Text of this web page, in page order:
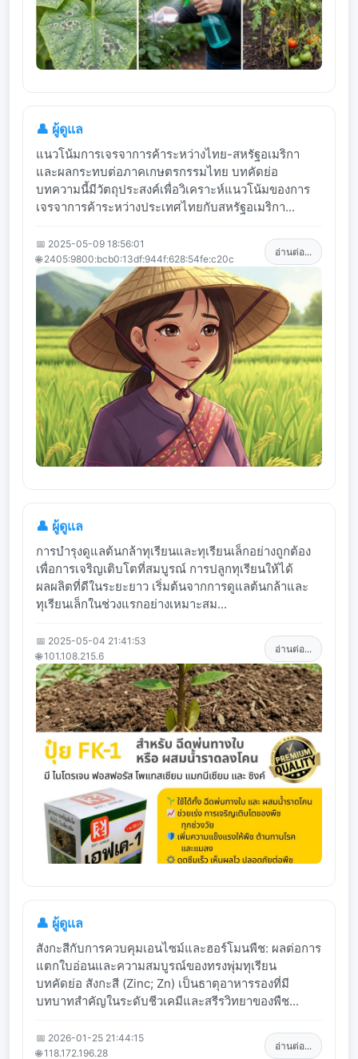
👤 ผู้ดูแล
แนวโน้มการเจรจาการค้าระหว่างไทย-สหรัฐอเมริกา
และผลกระทบต่อภาคเกษตรกรรมไทย บทคัดย่อ
บทความนี้มีวัตถุประสงค์เพื่อวิเคราะห์แนวโน้มของการ
เจรจาการค้าระหว่างประเทศไทยกับสหรัฐอเมริกา...
📅 2025-05-09 18:56:01
🌐 2405:9800:bcb0:13df:944f:628:54fe:c20c
อ่านต่อ...
👤 ผู้ดูแล
การบำรุงดูแลต้นกล้าทุเรียนและทุเรียนเล็กอย่างถูกต้อง
เพื่อการเจริญเติบโตที่สมบูรณ์ การปลูกทุเรียนให้ได้
ผลผลิตที่ดีในระยะยาว เริ่มต้นจากการดูแลต้นกล้าและ
ทุเรียนเล็กในช่วงแรกอย่างเหมาะสม...
📅 2025-05-04 21:41:53
🌐 101.108.215.6
อ่านต่อ...
👤 ผู้ดูแล
สังกะสีกับการควบคุมเอนไซม์และฮอร์โมนพืช: ผลต่อการ
แตกใบอ่อนและความสมบูรณ์ของทรงพุ่มทุเรียน
บทคัดย่อ สังกะสี (Zinc; Zn) เป็นธาตุอาหารรองที่มี
บทบาทสำคัญในระดับชีวเคมีและสรีรวิทยาของพืช...
📅 2026-01-25 21:44:15
🌐 118.172.196.28
อ่านต่อ...